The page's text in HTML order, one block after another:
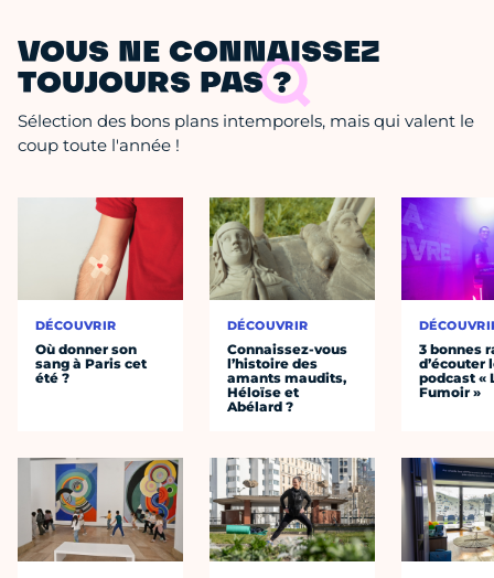
VOUS NE CONNAISSEZ
TOUJOURS PAS ?
Sélection des bons plans intemporels, mais qui valent le
coup toute l'année !
DÉCOUVRIR
Où donner son
sang à Paris cet
été ?
DÉCOUVRIR
Connaissez-vous
l’histoire des
amants maudits,
Héloïse et
Abélard ?
3 bonnes
d’écouter
podcast «
Fumoir »